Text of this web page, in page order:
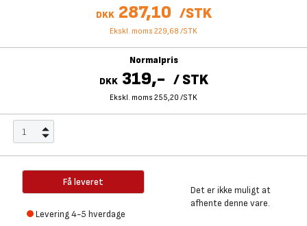
DKK 287,10 /STK
Ekskl. moms 229,68 /STK
Normalpris
DKK 319,- / STK
Ekskl. moms 255,20 /STK
Få leveret
Levering 4-5 hverdage
Det er ikke muligt at
afhente denne vare.